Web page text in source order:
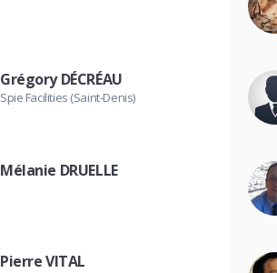
Grégory DÉCRÉAU
Spie Facilities (Saint-Denis)
Mélanie DRUELLE
Pierre VITAL